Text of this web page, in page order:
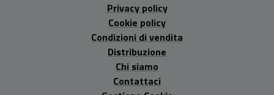
Privacy policy
Cookie policy
Condizioni di vendita
Distribuzione
Chi siamo
Contattaci